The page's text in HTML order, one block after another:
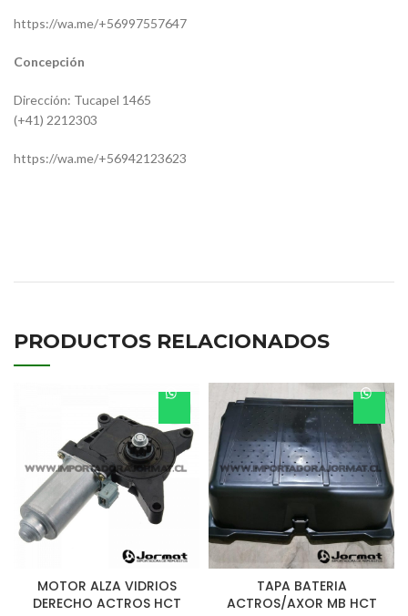
https://wa.me/+56997557647
Concepción
Dirección: Tucapel 1465
(+41) 2212303
https://wa.me/+56942123623
PRODUCTOS RELACIONADOS
MOTOR ALZA VIDRIOS
DERECHO ACTROS HCT
TAPA BATERIA
ACTROS/AXOR MB HCT